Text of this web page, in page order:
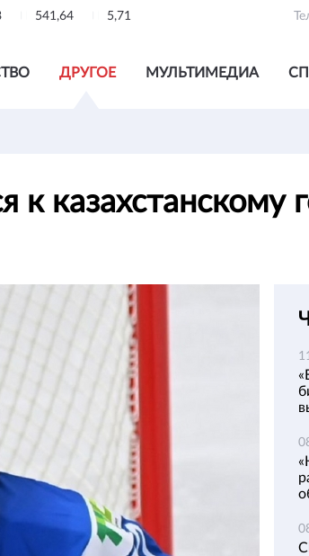
541,64 5,71
ДРУГОЕ МУЛЬТИМЕДИА
казахстанскому